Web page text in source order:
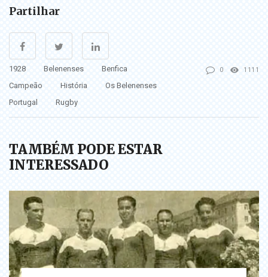
Partilhar
1928 Belenenses
Benfica
Campeão
História
Os Belenenses
Portugal
Rugby
0 1111
TAMBÉM PODE ESTAR
INTERESSADO